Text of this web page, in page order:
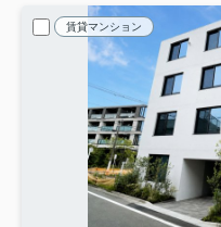
賃貸マンション